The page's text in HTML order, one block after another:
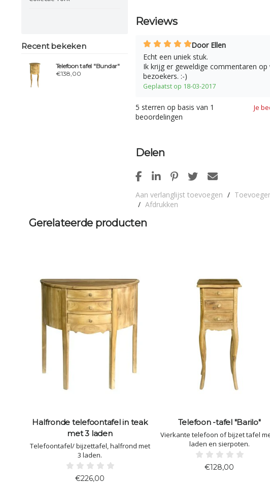
Recent bekeken
Telefoon tafel "Bundar"
€138,00
Reviews
Door Ellen
Echt een uniek stuk.
Ik krijg er geweldige commentaren op
bezoekers. :-)
Geplaatst op 18-03-2017
Je
5 sterren op basis van 1
beoordelingen
Delen
Aan verlanglijst toevoegen /
/ Afdrukken
Gerelateerde producten
Halfronde telefoontafel in teak
met 3 laden
Telefoontafel/ bijzettafel, halfrond met
3 laden.
€226,00
Telefoon -tafel "Barilo"
Vierkante telefoon of bijzet tafel
laden en sierpoten.
€128,00